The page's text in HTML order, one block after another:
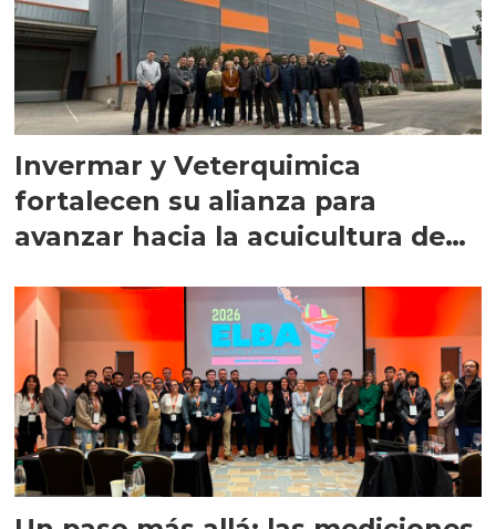
Invermar y Veterquimica
fortalecen su alianza para
avanzar hacia la acuicultura de